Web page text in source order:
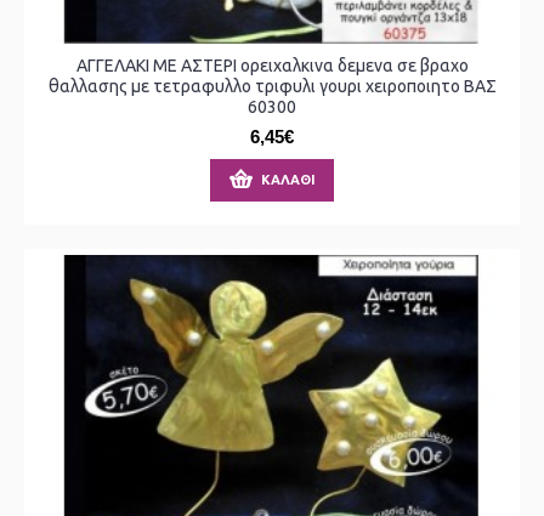
ΑΓΓΕΛΑΚΙ ΜΕ ΑΣΤΕΡΙ ορειχαλκινα δεμενα σε βραχο
θαλλασης με τετραφυλλο τριφυλι γουρι χειροποιητο ΒΑΣ
60300
6,45€
ΚΑΛΆΘΙ